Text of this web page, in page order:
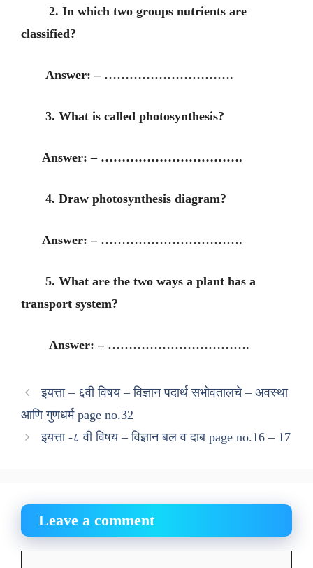
2. In which two groups nutrients are
classified?
Answer: – ………………………….
3. What is called photosynthesis?
Answer: – …………………………….
4. Draw photosynthesis diagram?
Answer: – …………………………….
5. What are the two ways a plant has a
transport system?
Answer: – …………………………….
इयत्ता – ६वी विषय – विज्ञान पदार्थ सभोवतालचे – अवस्था
आणि गुणधर्म page no.32
इयत्ता -८ वी विषय – विज्ञान बल व दाब page no.16 – 17
Leave a comment